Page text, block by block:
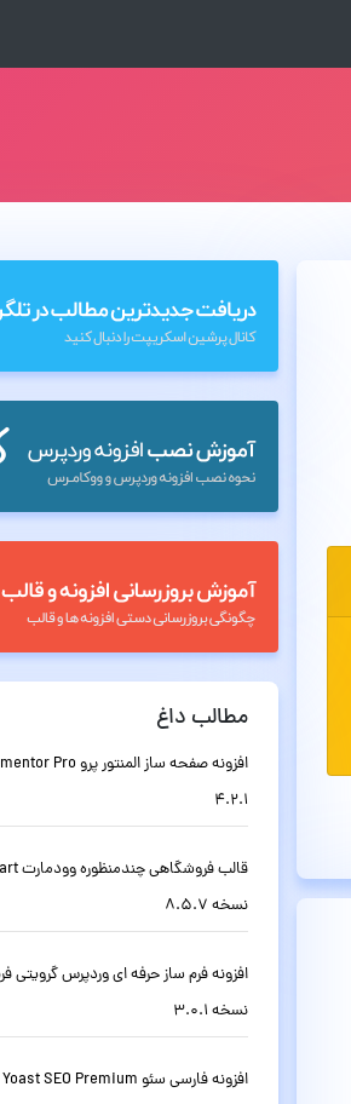
مطالب داغ
4.2.1
نسخه 8.5.7
نسخه 3.0.1